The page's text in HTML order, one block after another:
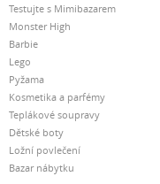
Testujte s Mimibazarem
Monster High
Barbie
Lego
Pyžama
Kosmetika a parfémy
Teplákové soupravy
Dětské boty
Ložní povlečení
Bazar nábytku